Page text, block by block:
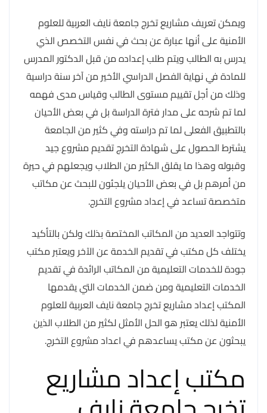
ويمكن تعريف مشاريع تخرج جامعة نايف العربية للعلوم
الأمنية على أنها عبارة عن بحث في نفس التخصص الذي
يدرس به الطالب ويتم طلب إعداده من قبل الدكتور المدرس
للمادة في نهاية الفصل الدراسي الأخير من آخر سنة دراسية
وذلك من أجل تقييم مستوى الطالب وقياس مدى فهمه
لما تم شرحه على مدار فترة الدراسة بل في بعض الأحيان
بالتطبيق الفعلى لما تم دراسته وفي كثير من الجامعة
يشترط الحصول على شهادة التخرج تقديم مشروع جيد
وقبوله وهذا ما يقلق الكثير من الطلاب ويجعلهم في حيرة
من أمرهم بل في بعض الأحيان يلجئون للبحث عن مكاتب
متخصصة تساعد في إعداد مشروع التخرج.
وتتواجد العديد من المكاتب المختصة بذلك ولكن بالتأكيد
يختلف كل مكتب في تقديم الخدمة عن الآخر ويعتبر مكتب
جودة للخدمات التعليمية من المكاتب الرائدة في تقديم
الخدمات التعليمية ومن ضمن الخدمات التي يقدمها
المكتب إعداد مشاريع تخرج جامعة نايف العربية للعلوم
الأمنية لذلك يعتبر هو الحل الأمثل لكثير من الطلاب الذين
يبحثون عن مكتب يساعدهم في اعداد مشروع التخرج.
مكتب إعداد مشاريع